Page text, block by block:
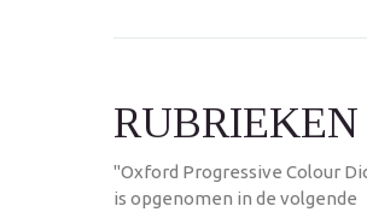
RUBRIEKEN
"Oxford Progressive Colour
is opgenomen in de volgende